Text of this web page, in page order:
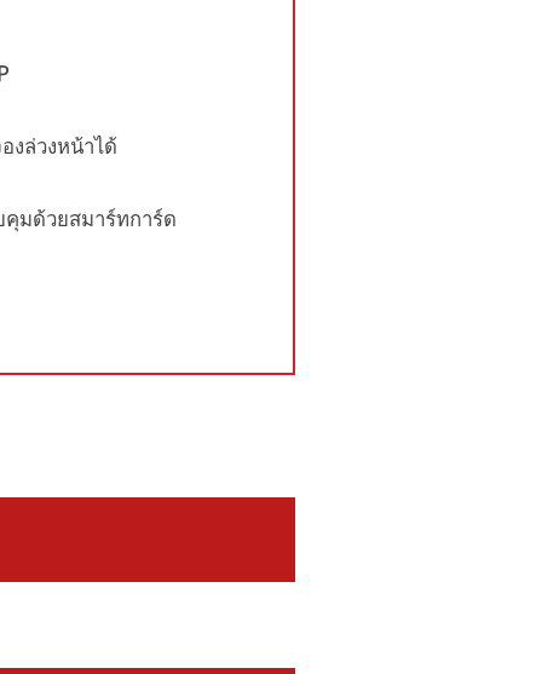
งล่วงหน้าได้
มด้วยสมาร์ทการ์ด